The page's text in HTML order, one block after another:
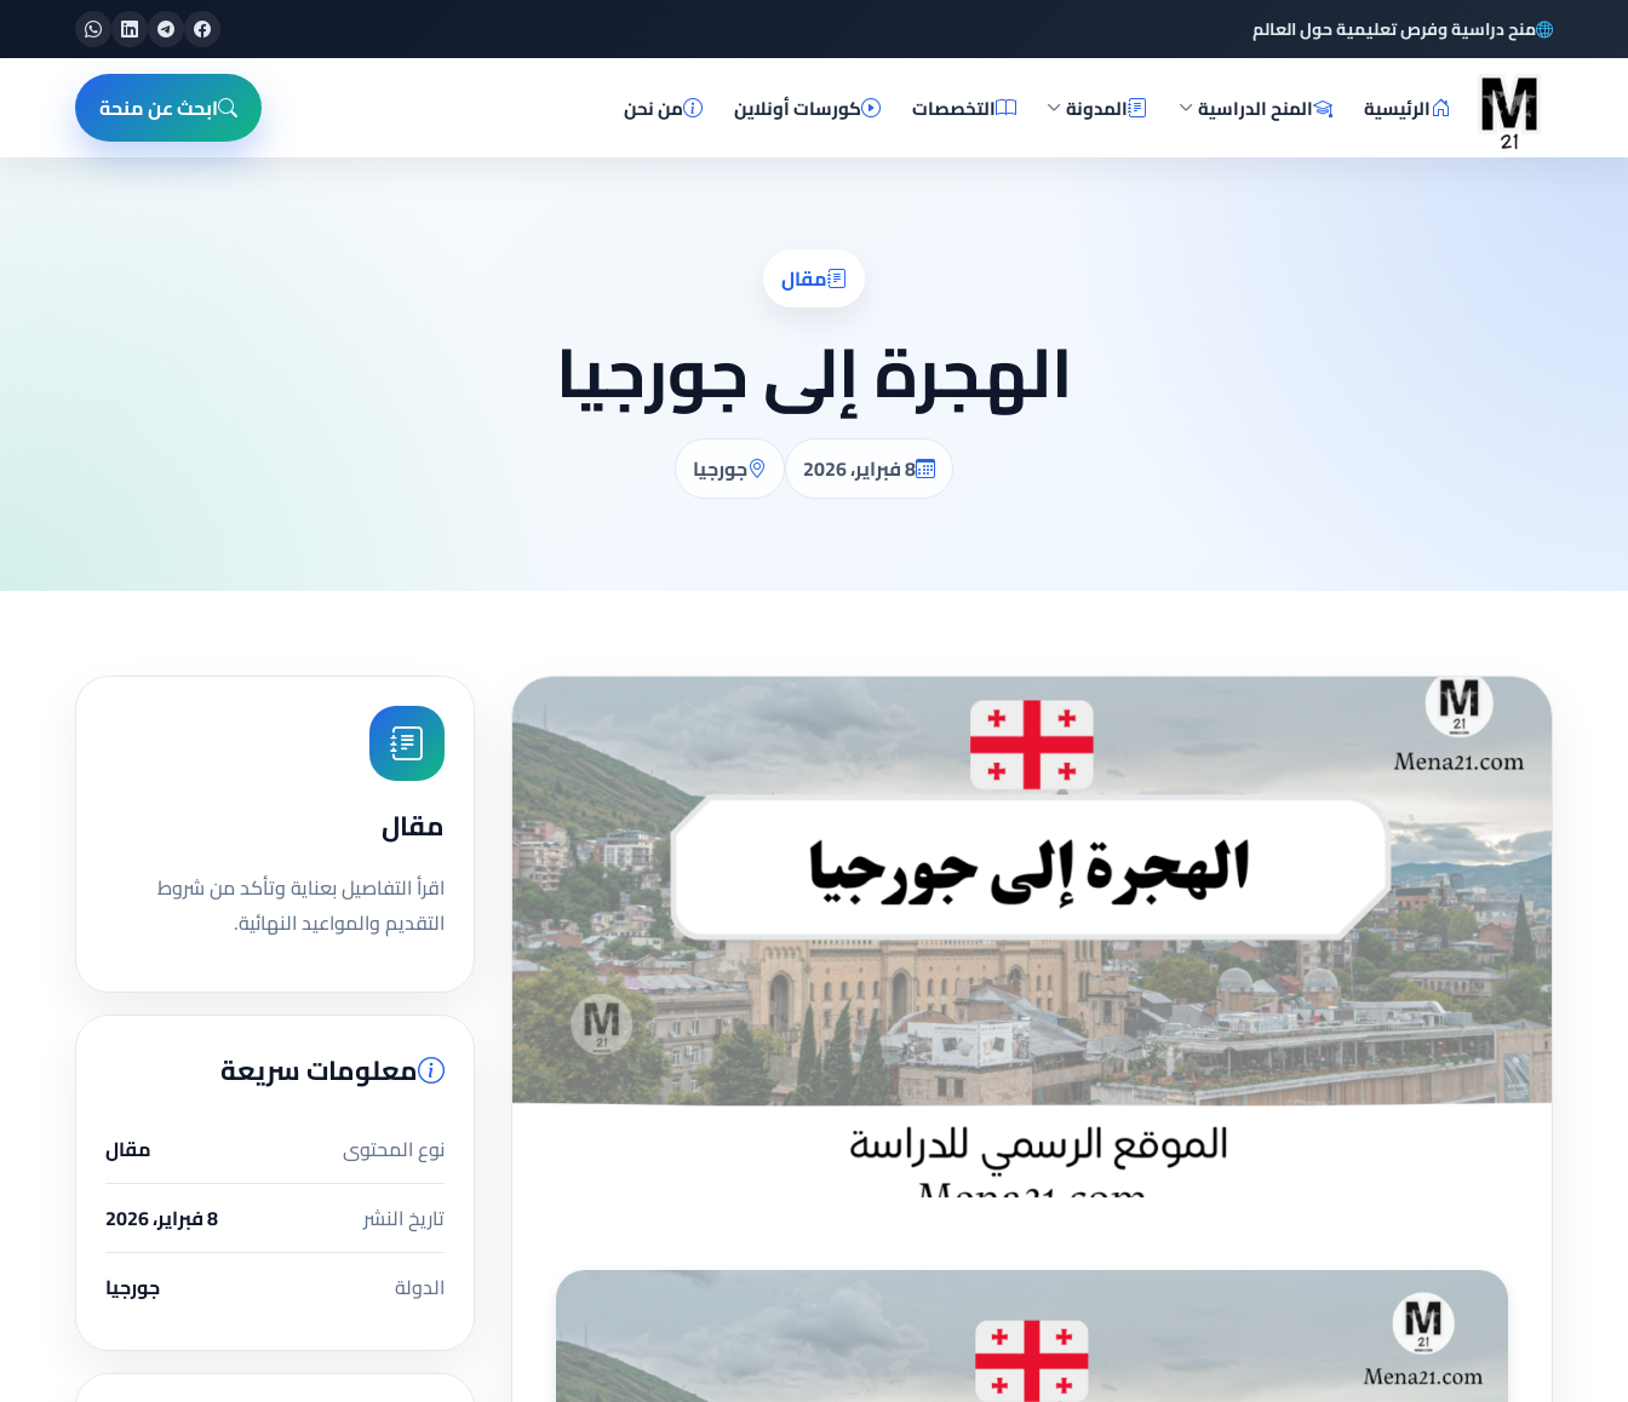
منح دراسية وفرص تعليمية حول العالم
الرئيسية المنح الدراسية المدونة التخصصات كورسات أونلاين من نحن ابحث عن منحة
مقال
الهجرة إلى جورجيا
8 فبراير، 2026 جورجيا
مقال
اقرأ التفاصيل بعناية وتأكد من شروط
التقديم والمواعيد النهائية.
معلومات سريعة
نوع المحتوى
مقال
تاريخ النشر
8 فبراير، 2026
الدولة
جورجيا